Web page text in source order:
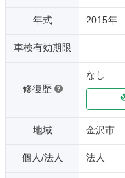
年式 2015年
車検有効期限
修復歴
なし
地域 金沢市
個人/法人 法人